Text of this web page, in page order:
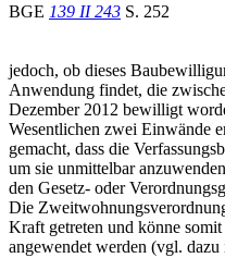
BGE 139 II 243 S. 252
jedoch, ob dieses
Anwendung findet, die
Dezember 2012 bewilligt
Wesentlichen zwei Einwände
gemacht, dass die
um sie unmittelbar
den Gesetz- oder
Die
Kraft getreten und könne
angewendet werden (vgl.